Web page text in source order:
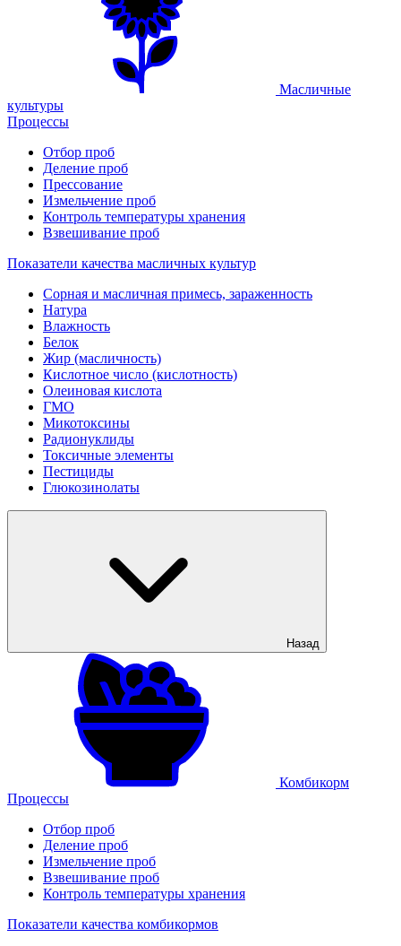
Масличные
культуры
Процессы
Отбор проб
Деление проб
Прессование
Измельчение проб
Контроль температуры хранения
Взвешивание проб
Показатели качества масличных культур
Сорная и масличная примесь, зараженность
Натура
Влажность
Белок
Жир (масличность)
Кислотное число (кислотность)
Олеиновая кислота
ГМО
Микотоксины
Радионуклиды
Токсичные элементы
Пестициды
Глюкозинолаты
Назад
Комбикорм
Процессы
Отбор проб
Деление проб
Измельчение проб
Взвешивание проб
Контроль температуры хранения
Показатели качества комбикормов